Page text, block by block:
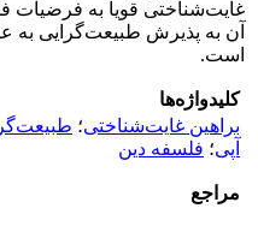
غایت‌شناختی قویاً به فرضیات
آن به پذیرش طبیعت‌گرایی به
است.
کلیدواژه‌ها
براهین غایت‌شناختی؛
آپی؛ فلسفه دین
مراجع